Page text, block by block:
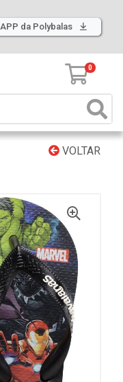
da Polybalas
0
VOLTAR